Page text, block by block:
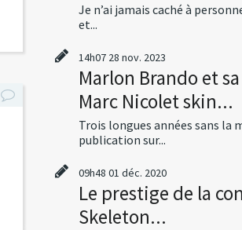
Je n’ai jamais caché à
et...
14h07 28 nov. 2023
Marlon Brando et
Marc Nicolet skin...
Trois longues années sans la
publication sur...
09h48 01 déc. 2020
Le prestige de la
Skeleton...